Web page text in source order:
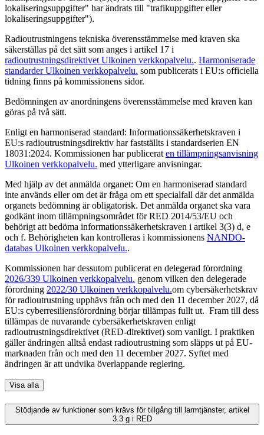
lokaliseringsuppgifter" har ändrats till "trafikuppgifter eller
lokaliseringsuppgifter").
Radioutrustningens tekniska överensstämmelse med kraven ska
säkerställas på det sätt som anges i artikel 17 i
radioutrustningsdirektivet Ulkoinen verkkopalvelu.. Harmoniserade
standarder Ulkoinen verkkopalvelu. som publicerats i EU:s officiella
tidning finns på kommissionens sidor.
Bedömningen av anordningens överensstämmelse med kraven kan
göras på två sätt.
Enligt en harmoniserad standard: Informationssäkerhetskraven i
EU:s radioutrustningsdirektiv har fastställts i standardserien EN
18031:2024. Kommissionen har publicerat en tillämpningsanvisning
Ulkoinen verkkopalvelu. med ytterligare anvisningar.
Med hjälp av det anmälda organet: Om en harmoniserad standard
inte används eller om det är fråga om ett specialfall där det anmälda
organets bedömning är obligatorisk. Det anmälda organet ska vara
godkänt inom tillämpningsområdet för RED 2014/53/EU och
behörigt att bedöma informationssäkerhetskraven i artikel 3(3) d, e
och f. Behörigheten kan kontrolleras i kommissionens NANDO-
databas Ulkoinen verkkopalvelu..
Kommissionen har dessutom publicerat en delegerad förordning
2026/339 Ulkoinen verkkopalvelu. genom vilken den delegerade
förordning 2022/30 Ulkoinen verkkopalvelu.om cybersäkerhetskrav
för radioutrustning upphävs från och med den 11 december 2027, då
EU:s cyberresiliensförordning börjar tillämpas fullt ut. Fram till dess
tillämpas de nuvarande cybersäkerhetskraven enligt
radioutrustningsdirektivet (RED-direktivet) som vanligt. I praktiken
gäller ändringen alltså endast radioutrustning som släpps ut på EU-
marknaden från och med den 11 december 2027. Syftet med
ändringen är att undvika överlappande reglering.
Visa alla
Stödjande av funktioner som krävs för tillgång till larmtjänster, artikel
3.3 g i RED